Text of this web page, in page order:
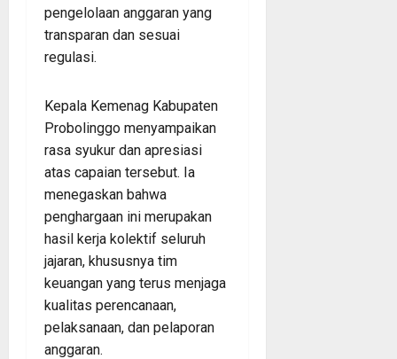
pengelolaan anggaran yang
transparan dan sesuai
regulasi.
Kepala Kemenag Kabupaten
Probolinggo menyampaikan
rasa syukur dan apresiasi
atas capaian tersebut. Ia
menegaskan bahwa
penghargaan ini merupakan
hasil kerja kolektif seluruh
jajaran, khususnya tim
keuangan yang terus menjaga
kualitas perencanaan,
pelaksanaan, dan pelaporan
anggaran.